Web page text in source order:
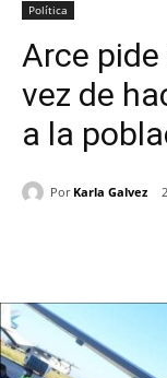
Política
Arce pide
vez de
a la
Por Karla Galvez